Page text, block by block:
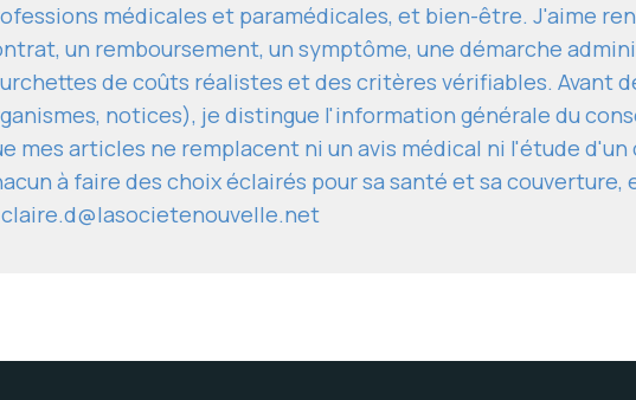
médicales et paramédicales, et bien-être. J'aime
un remboursement, un symptôme, une démarche
de coûts réalistes et des critères vérifiables. Avant
notices), je distingue l'information générale du
mes articles ne remplacent ni un avis médical ni l'étude
à faire des choix éclairés pour sa santé et sa
claire.d@lasocietenouvelle.net